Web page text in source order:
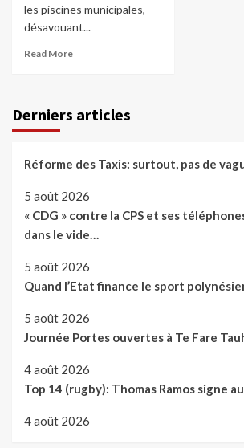
les piscines municipales,
désavouant...
Read More
Derniers articles
Réforme des Taxis: surtout, pas de
5 août 2026
« CDG » contre la CPS et ses
dans le vide…
5 août 2026
Quand l’Etat finance le sport
5 août 2026
Journée Portes ouvertes à Te Fare
4 août 2026
Top 14 (rugby): Thomas Ramos signe
4 août 2026